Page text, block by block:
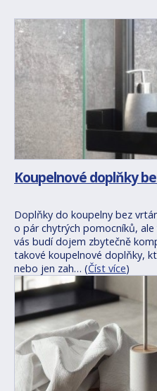
Koupelnové doplňky
Doplňky do koupelny bez
o pár chytrých pomocníků,
vás budí dojem zbytečně
takové koupelnové doplňky,
nebo jen zah… (Číst více)